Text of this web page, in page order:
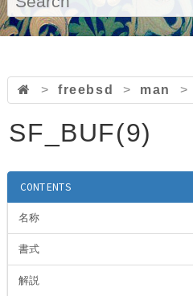
> freebsd > man >
SF_BUF(9)
CONTENTS
名称
書式
解説